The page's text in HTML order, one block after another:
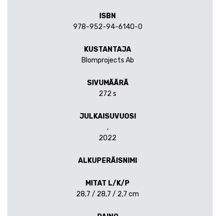
ISBN
978-952-94-6140-0
KUSTANTAJA
Blomprojects Ab
SIVUMÄÄRÄ
272 s
JULKAISUVUOSI
,
2022
ALKUPERÄISNIMI
MITAT L/K/P
28,7 / 28,7 / 2,7 cm